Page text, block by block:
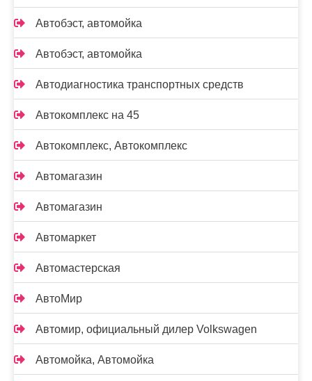
Автобэст, автомойка
Автобэст, автомойка
Автодиагностика транспортных средств
Автокомплекс на 45
Автокомплекс, Автокомплекс
Автомагазин
Автомагазин
Автомаркет
Автомастерская
АвтоМир
Автомир, официальный дилер Volkswagen
Автомойка, Автомойка